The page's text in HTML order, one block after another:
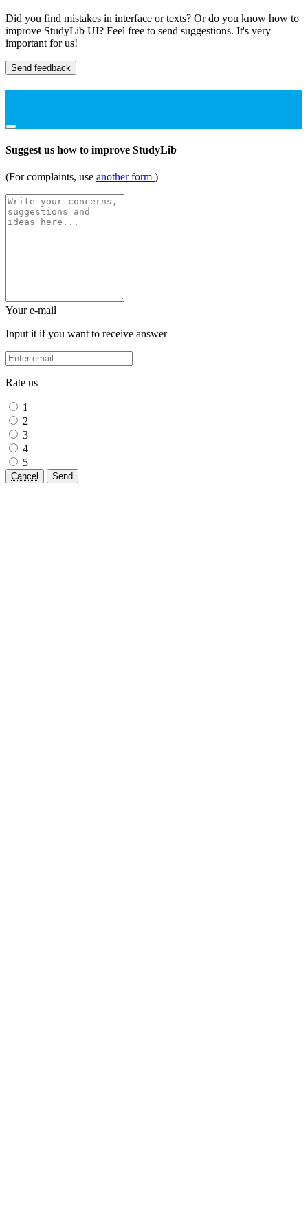
Did you find mistakes in interface or texts? Or do you know how to
improve StudyLib UI? Feel free to send suggestions. It's very
important for us!
Send feedback
Suggest us how to improve StudyLib
(For complaints, use another form )
Your e-mail
Input it if you want to receive answer
Rate us
1
2
3
4
5
Cancel Send